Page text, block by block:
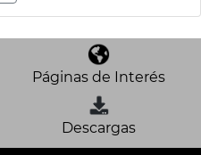
Páginas de Interés
Descargas